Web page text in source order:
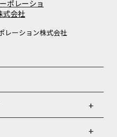
レーション株式会社